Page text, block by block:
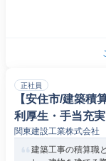
正社員
【安住市/建築積
利厚生・手当充
関東建設工業株式会社
建築工事の積算職